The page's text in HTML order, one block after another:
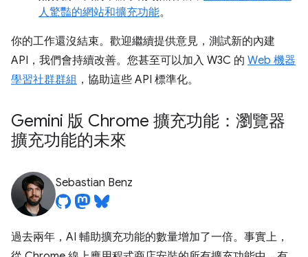
人驚豔的網站和擴充功能。
你的工作還沒結束。歡迎繼續提供意見，測試新的內建
API，我們會持續改善。您甚至可以加入 W3C 的 Web 機器
學習社群群組 ，協助這些 API 標準化。
Gemini 版 Chrome 擴充功能：瀏覽器
擴充功能的未來
Sebastian Benz
過去兩年，AI 輔助擴充功能的數量增加了一倍。事實上，